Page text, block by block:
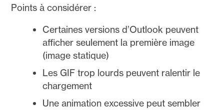
Points à considérer :
Certaines versions d’Outlook peuvent
afficher seulement la première image
(image statique)
Les GIF trop lourds peuvent ralentir le
chargement
Une animation excessive peut sembler